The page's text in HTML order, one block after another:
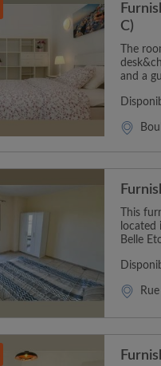
C)
The
and a
This
located
Belle